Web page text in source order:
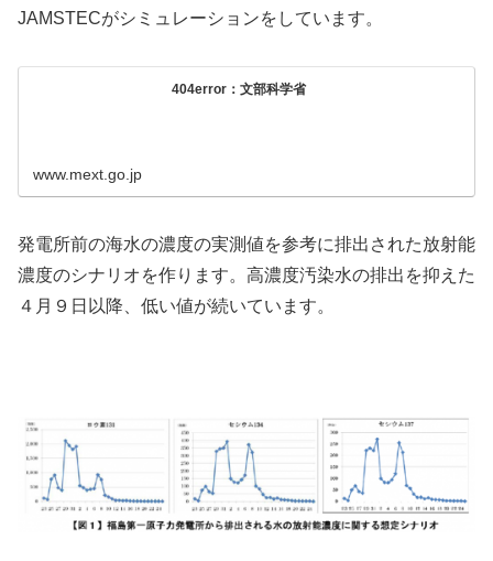
JAMSTECがシミュレーションをしています。
404error：文部科学省
www.mext.go.jp
発電所前の海水の濃度の実測値を参考に排出された放射能
濃度のシナリオを作ります。高濃度汚染水の排出を抑えた
４月９日以降、低い値が続いています。